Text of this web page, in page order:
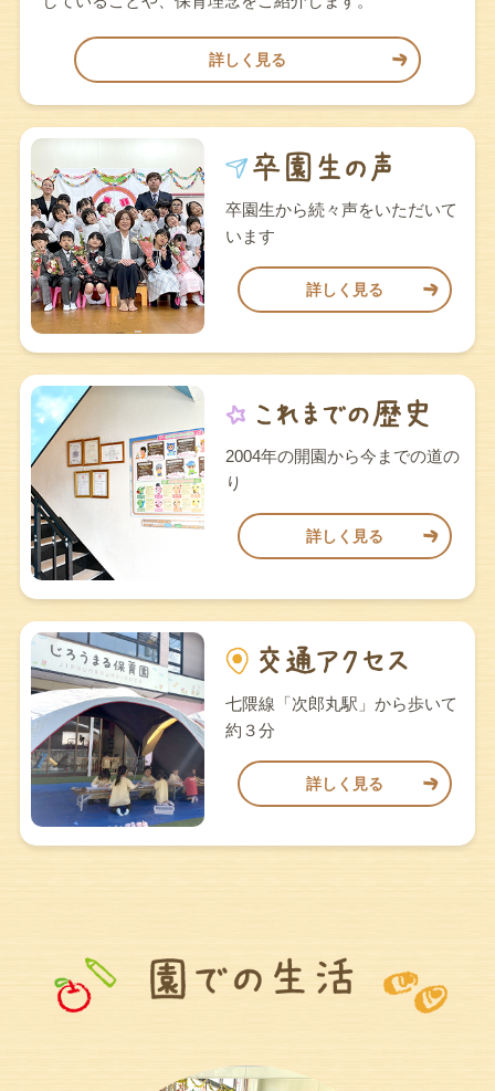
詳しく見る
卒園生から続々声をいただいて
います
詳しく見る
2004年の開園から今までの道の
り
詳しく見る
七隈線「次郎丸駅」から歩いて
約３分
詳しく見る